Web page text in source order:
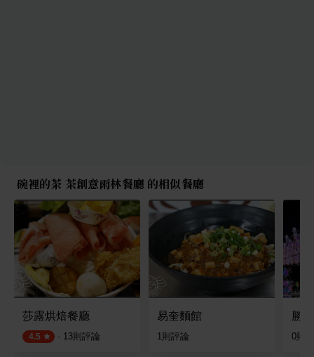
碗裡的茶 茶創意雨林餐廳 的相似餐廳
莎露烘焙餐廳
4.5 · 13則評論
易奎麵館
1則評論
勝
0則